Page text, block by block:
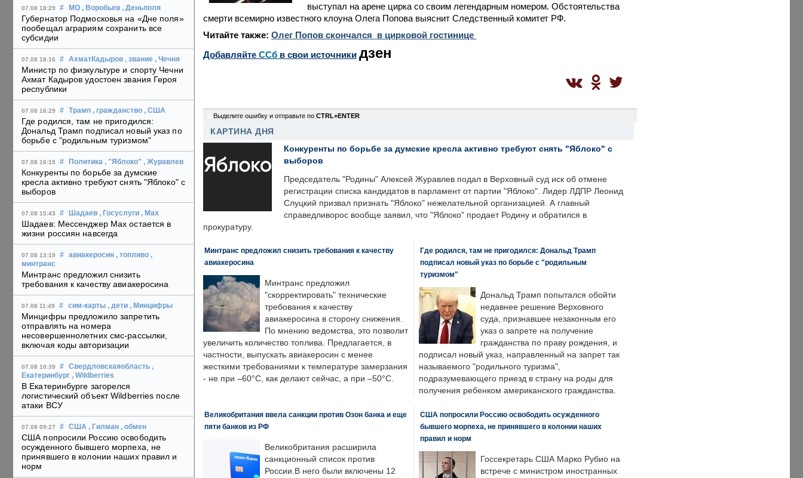
07.08 18:29 # МО , Воробьев , Деньполя
Губернатор Подмосковья на «Дне поля»
пообещал аграриям сохранить все
субсидии
07.08 18:16 # АхматКадыров , звание , Чечня
Министр по физкультуре и спорту Чечни
Ахмат Кадыров удостоен звания Героя
республики
07.08 16:29 # Трамп , гражданство , США
Где родился, там не пригодился:
Дональд Трамп подписал новый указ по
борьбе с "родильным туризмом"
07.08 16:15 # Политика , "Яблоко" , Журавлев
Конкуренты по борьбе за думские
кресла активно требуют снять "Яблоко" с
выборов
07.08 15:43 # Шадаев , Госуслуги , Max
Шадаев: Мессенджер Max остается в
жизни россиян навсегда
07.08 13:19 # авиакеросин , топливо ,
минтранс
Минтранс предложил снизить
требования к качеству авиакеросина
07.08 11:49 # сим-карты , дети , Минцифры
Минцифры предложило запретить
отправлять на номера
несовершеннолетних смс-рассылки,
включая коды авторизации
07.08 10:39 # Свердловскаяобласть ,
Екатеринбург , Wildberries
В Екатеринбурге загорелся
логистический объект Wildberries после
атаки ВСУ
07.08 09:27 # США , Гилман , обмен
США попросили Россию освободить
осужденного бывшего морпеха, не
принявшего в колонии наших правил и
норм
выступал на арене цирка со своим легендарным номером. Обстоятельства
смерти всемирно известного клоуна Олега Попова выяснит Следственный комитет РФ.
Читайте также: Олег Попов скончался в цирковой гостинице
Добавляйте CСб в свои источники дзен
Выделите ошибку и отправьте по CTRL+ENTER
КАРТИНА ДНЯ
Конкуренты по борьбе за думские кресла активно требуют снять "Яблоко" с
выборов
Председатель "Родины" Алексей Журавлев подал в Верховный суд иск об отмене
регистрации списка кандидатов в парламент от партии "Яблоко". Лидер ЛДПР Леонид
Слуцкий призвал признать "Яблоко" нежелательной организацией. А главный
справедливорос вообще заявил, что "Яблоко" продает Родину и обратился в
прокуратуру.
Минтранс предложил снизить требования к качеству
авиакеросина
Минтранс предложил
"скорректировать" технические
требования к качеству
авиакеросина в сторону снижения.
По мнению ведомства, это позволит
увеличить количество топлива. Предлагается, в
частности, выпускать авиакеросин с менее
жесткими требованиями к температуре замерзания
- не при –60°C, как делают сейчас, а при –50°C.
Где родился, там не пригодился: Дональд Трамп
подписал новый указ по борьбе с "родильным
туризмом"
Дональд Трамп попытался обойти
недавнее решение Верховного
суда, признавшее незаконным его
указ о запрете на получение
гражданства по праву рождения, и
подписал новый указ, направленный на запрет так
называемого "родильного туризма",
подразумевающего приезд в страну на роды для
получения ребенком американского гражданства.
Великобритания ввела санкции против Озон банка и еще
пяти банков из РФ
Великобритания расширила
санкционный список против
России.В него были включены 12
США попросили Россию освободить осужденного
бывшего морпеха, не принявшего в колонии наших
правил и норм
Госсекретарь США Марко Рубио на
встрече с министром иностранных